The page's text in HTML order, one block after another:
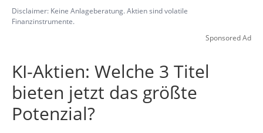
Disclaimer: Keine Anlageberatung. Aktien sind volatile
Finanzinstrumente.
Sponsored Ad
KI-Aktien: Welche 3 Titel
bieten jetzt das größte
Potenzial?